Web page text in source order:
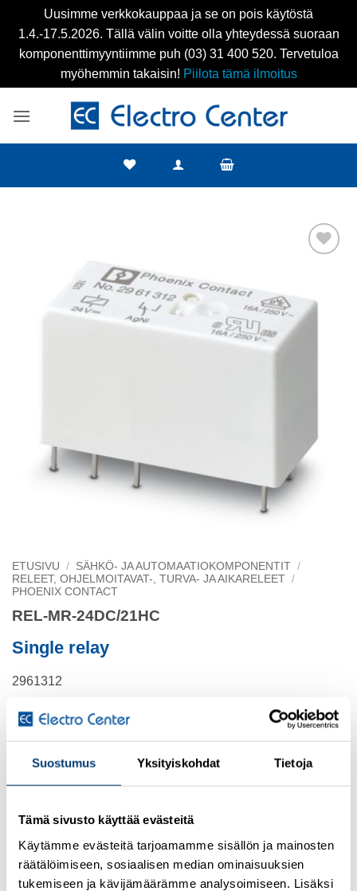
Suostumus Yksityiskohdat Tietoja
Tämä sivusto käyttää evästeitä
Käytämme evästeitä tarjoamamme sisällön ja mainosten
räätälöimiseen, sosiaalisen median ominaisuuksien
tukemiseen ja kävijämäärämme analysoimiseen. Lisäksi
Uusimme verkkokauppaa ja se on pois käytöstä
1.4.-17.5.2026. Tällä välin voitte olla yhteydessä suoraan
komponenttimyyntiimme puh (03) 31 400 520. Tervetuloa
myöhemmin takaisin! Piilota tämä ilmoitus
ETUSIVU / SÄHKÖ- JA AUTOMAATIOKOMPONENTIT /
RELEET, OHJELMOITAVAT-, TURVA- JA AIKARELEET /
PHOENIX CONTACT
REL-MR-24DC/21HC
Single relay
2961312
Kirjaudu sisään nähdäksesi hinnat ja käyttääksesi
verkkokauppaa
Plug-in miniature power relay, with power contact for high
continuous currents, 1 PDT, input voltage 24 V DC
Lisätietoja tuotteesta